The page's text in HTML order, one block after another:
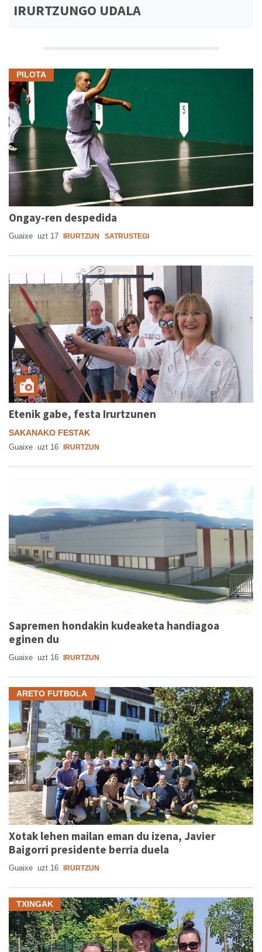
IRURTZUNGO UDALA
PILOTA
Ongay-ren despedida
Guaixe uzt 17 IRURTZUN SATRUSTEGI
Etenik gabe, festa Irurtzunen
SAKANAKO FESTAK
Guaixe uzt 16 IRURTZUN
Sapremen hondakin kudeaketa handiagoa
eginen du
Guaixe uzt 16 IRURTZUN
ARETO FUTBOLA
Xotak lehen mailan eman du izena, Javier
Baigorri presidente berria duela
Guaixe uzt 16 IRURTZUN
TXINGAK